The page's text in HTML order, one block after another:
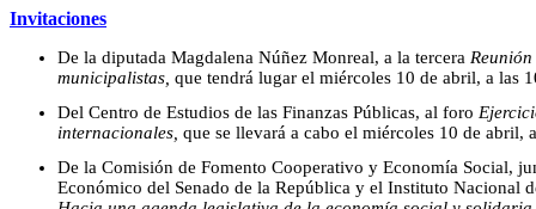
Invitaciones
De la diputada Magdalena Núñez Monreal, a la tercera
municipalistas, que tendrá lugar el miércoles 10 de abril, a las
Del Centro de Estudios de las Finanzas Públicas, al foro
internacionales, que se llevará a cabo el miércoles 10 de abril,
De la Comisión de Fomento Cooperativo y Economía Social,
Económico del Senado de la República y el Instituto Nacional